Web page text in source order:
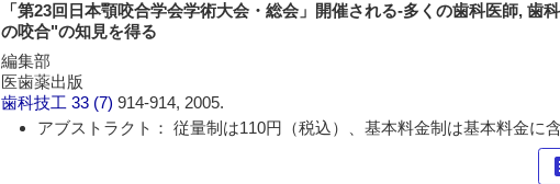
「第23回日本顎咬合学会学術大会・総会」開催される‐多くの歯科医師, 歯
の咬合"の知見を得る
編集部
医歯薬出版
歯科技工 33 (7)914-914, 2005.
アブストラクト： 従量制は110円（税込）、基本料金制は基本料金に含